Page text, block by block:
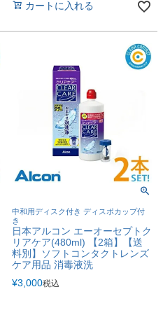
カートに入れる
中和用ディスク付き ディスポカップ付
き
日本アルコン エーオーセプトク
リアケア(480ml) 【2箱】【送
料別】ソフトコンタクトレンズ
ケア用品 消毒液洗
¥3,000税込